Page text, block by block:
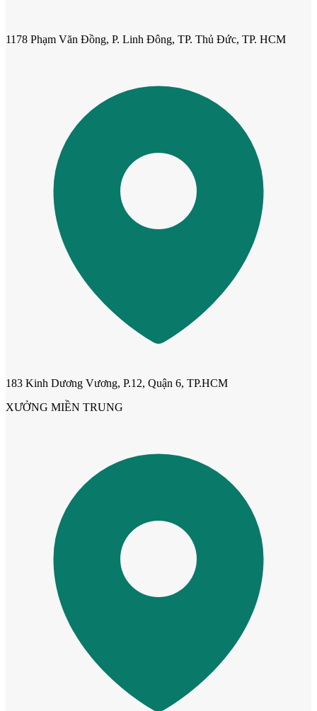
Cửa ô kính
Cửa vòm
1178 Phạm Văn Đồng, P. Linh Đông, TP. Thủ Đức, TP. HCM
183 Kinh Dương Vương, P.12, Quận 6, TP.HCM
XƯỞNG MIỀN TRUNG